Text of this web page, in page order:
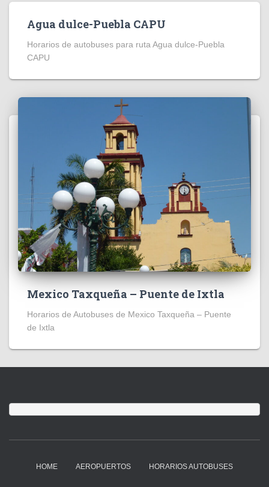
Agua dulce-Puebla CAPU
Horarios de autobuses para ruta Agua dulce-Puebla
CAPU
Mexico Taxqueña – Puente de Ixtla
Horarios de Autobuses de Mexico Taxqueña – Puente
de Ixtla
HOME AEROPUERTOS HORARIOS AUTOBUSES